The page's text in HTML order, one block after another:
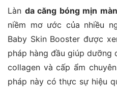
Làn da căng bóng mịn
niềm mơ ước của nhiều
Baby Skin Booster được
pháp hàng đầu giúp dưỡng
collagen và cấp ẩm
pháp này có thực sự hiệu